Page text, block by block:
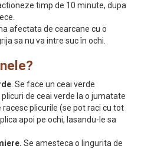
timp de 10 minute, dupa
afectata de cearcane cu o
sa nu va intre suc în ochi.
. Se face un ceai verde
de ceai verde la o jumatate
racesc plicurile (se pot raci cu tot
apoi pe ochi, lasandu-le sa
Se amesteca o lingurita de